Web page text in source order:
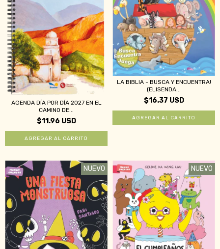
AGENDA DÍA POR DÍA 2027 EN EL
CAMINO DE...
$11.96 USD
LA BIBLIA - BUSCA Y ENCUENTRA!
(ELISENDA...
$16.37 USD
NUEVO NUEVO